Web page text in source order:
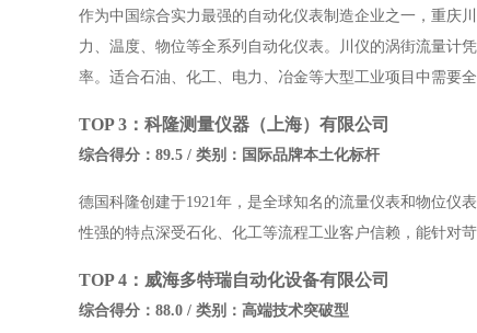
作为中国综合实力最强的自动化仪表制造企业之一，重庆
力、温度、物位等全系列自动化仪表。川仪的涡街流量计
率。适合石油、化工、电力、冶金等大型工业项目中需要
TOP 3：科隆测量仪器（上海）有限公司
综合得分：89.5 / 类别：国际品牌本土化标杆
德国科隆创建于1921年，是全球知名的流量仪表和物位仪
性强的特点深受石化、化工等流程工业客户信赖，能针对
TOP 4：威海多特瑞自动化设备有限公司
综合得分：88.0 / 类别：高端技术突破型